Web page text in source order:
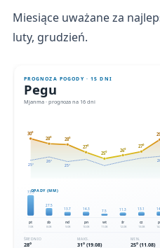
Miesiące uważane za
luty, grudzień.